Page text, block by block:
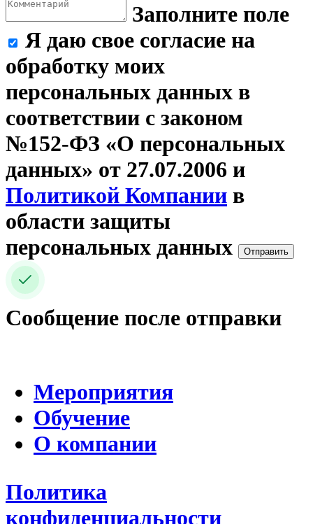
Заполните поле
Я даю свое согласие на
обработку моих
персональных данных в
соответствии с законом
№152-ФЗ «О персональных
данных» от 27.07.2006 и
Политикой Компании в
области защиты
персональных данных
Отправить
Сообщение после отправки
Мероприятия
Обучение
О компании
Политика
конфиденциальности